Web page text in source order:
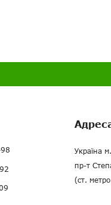
Україна
пр-т
(ст.